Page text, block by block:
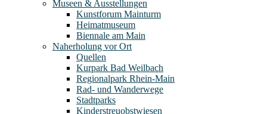
Museen & Ausstellungen
Kunstforum Mainturm
Heimatmuseum
Biennale am Main
Naherholung vor Ort
Quellen
Kurpark Bad Weilbach
Regionalpark Rhein-Main
Rad- und Wanderwege
Stadtparks
Kinderstreuobstwiesen